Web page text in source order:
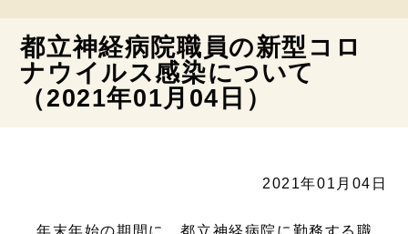
都立神経病院職員の新型コロ
ナウイルス感染について
（2021年01月04日）
2021年01月04日
年末年始の期間に、都立神経病院に勤務する職